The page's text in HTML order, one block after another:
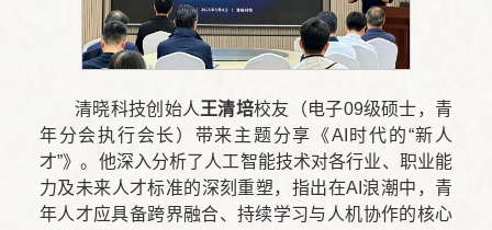
清晓科技创始人 王清培校友（电子09级硕士，青
年分会执行会长）带来主题分享《AI时代的“新人
才”》。他深入分析了人工智能技术对各行业、职业能
力及未来人才标准的深刻重塑，指出在AI浪潮中，青
年人才应具备跨界融合、持续学习与人机协作的核心